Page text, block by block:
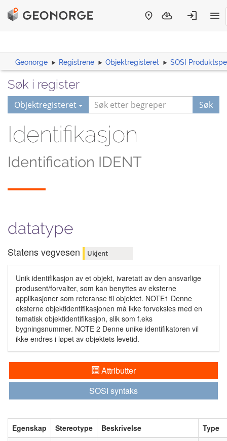
Geonorge Registrene Objektregisteret SOSI
Søk i register
Objektregisteret Søk
Identifikasjon
Identification IDENT
datatype
Statens vegvesen Ukjent
Unik identifikasjon av et objekt, ivaretatt av den ansvarlige
produsent/forvalter, som kan benyttes av eksterne
applikasjoner som referanse til objektet. NOTE1 Denne
eksterne objektidentifikasjonen må ikke forveksles med en
tematisk objektidentifikasjon, slik som f.eks
bygningsnummer. NOTE 2 Denne unike identifikatoren vil
ikke endres i løpet av objektets levetid.
Attributter
SOSI syntaks
Egenskap Stereotype Beskrivelse
Type